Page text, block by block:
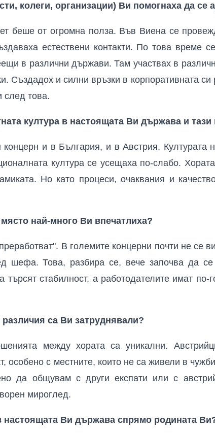
колеги, организации) Ви помогнаха да се
беше от огромна полза. Във Виена се
естествени контакти. По това време
в различни държави. Там участвах в
Създадох и силни връзки в корпоративната си
след това.
култура в настоящата Ви държава и
и в България, и в Австрия. Културата
култура се усещаха по-слабо.
Но като процеси, очаквания и
най-много Ви впечатлиха?
В големите концерни почти не се
шефа. Това, разбира се, вече започва да
стабилност, а работодателите имат по-
са Ви затруднявали?
между хората са уникални.
особено с местните, които не са живели в
да общувам с други експати или с
мироглед.
настоящата Ви държава спрямо родината